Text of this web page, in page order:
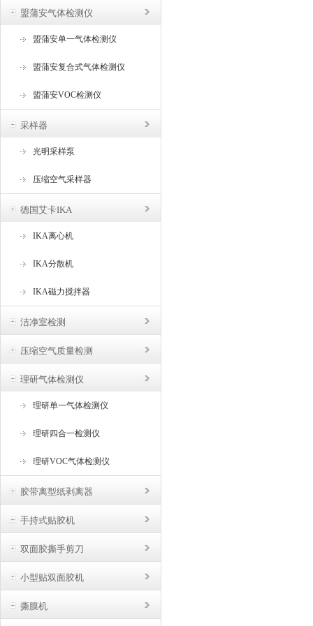
盟蒲安气体检测仪
盟蒲安单一气体检测仪
盟蒲安复合式气体检测仪
盟蒲安VOC检测仪
采样器
光明采样泵
压缩空气采样器
德国艾卡IKA
IKA离心机
IKA分散机
IKA磁力搅拌器
洁净室检测
压缩空气质量检测
理研气体检测仪
理研单一气体检测仪
理研四合一检测仪
理研VOC气体检测仪
胶带离型纸剥离器
手持式贴胶机
双面胶撕手剪刀
小型贴双面胶机
撕膜机